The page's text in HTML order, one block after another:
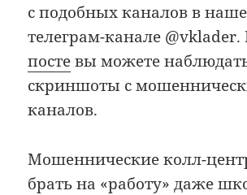
с подобных каналов в
телеграм-канале
постевы можете
скриншоты с
каналов.
Мошеннические колл-
брать на «работу» даже